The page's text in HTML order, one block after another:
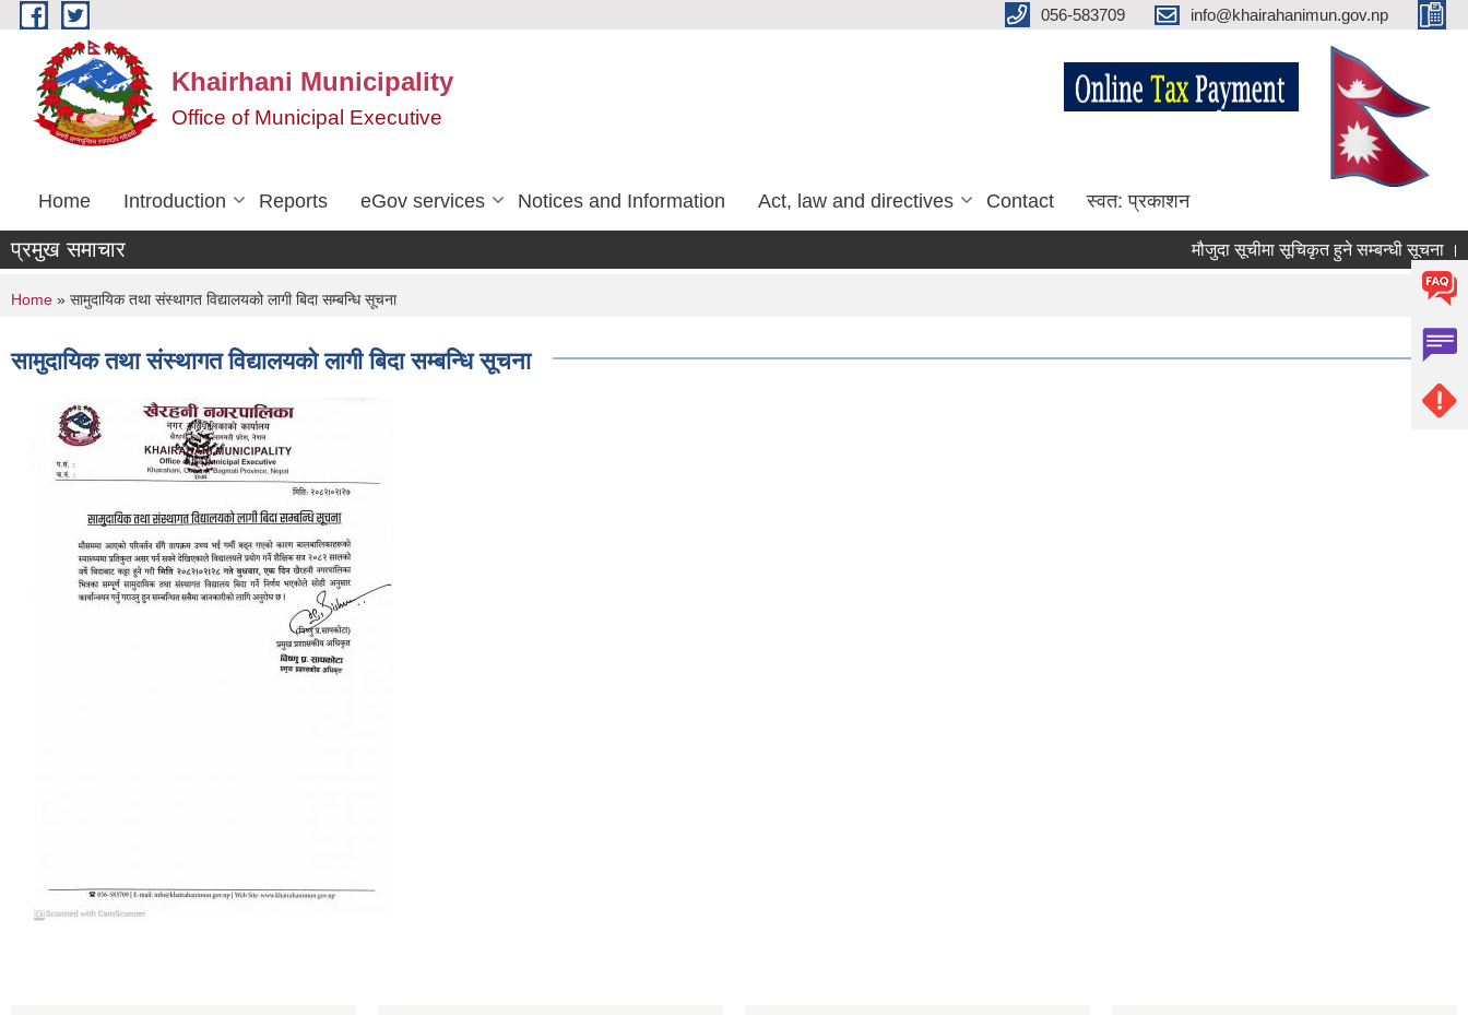
Skip to main content 056-583709 info@khairahanimun.gov.np
Khairhani Municipality
Office of Municipal Executive
Home Introduction Reports eGov services Notices and Information Act, law and directives Contact स्वत: प्रकाशन
प्रमुख समाचार मौजुदा सूचीमा सूचिकृत हुने सम्बन्धी सूचना ।
You are here
Home » सामुदायिक तथा संस्थागत विद्यालयको लागी बिदा सम्बन्धि सूचना
सामुदायिक तथा संस्थागत विद्यालयको लागी बिदा सम्बन्धि सूचना